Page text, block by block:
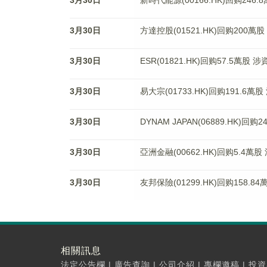
3月30日 方達控股(01521.HK)回购200萬
3月30日 ESR(01821.HK)回购57.5萬股 涉
3月30日 易大宗(01733.HK)回购191.6萬股
3月30日 DYNAM JAPAN(06889.HK)回购
3月30日 亞洲金融(00662.HK)回购5.4萬股
3月30日 友邦保險(01299.HK)回购158.84
相關訊息
法定公告欄 | 廣告查詢 | 公司介紹 | 專欄邀稿 | 投